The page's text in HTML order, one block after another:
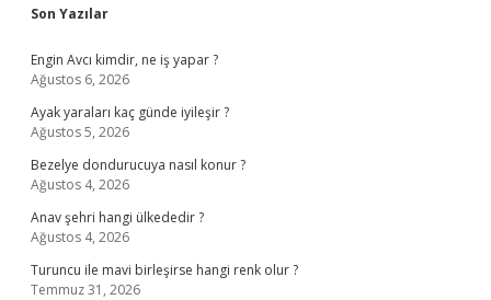
Sidebar
Son Yazılar
Engin Avcı kimdir, ne iş yapar ?
Ağustos 6, 2026
Ayak yaraları kaç günde iyileşir ?
Ağustos 5, 2026
Bezelye dondurucuya nasıl konur ?
Ağustos 4, 2026
Anav şehri hangi ülkededir ?
Ağustos 4, 2026
Turuncu ile mavi birleşirse hangi renk olur ?
Temmuz 31, 2026